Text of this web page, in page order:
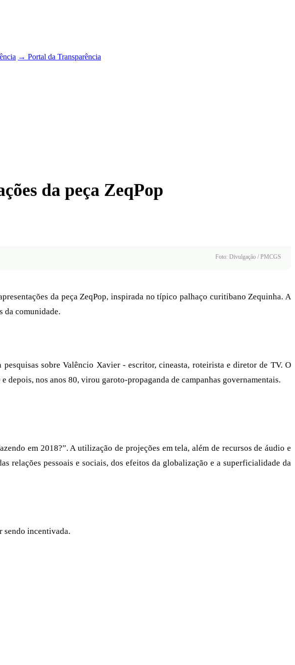
→ Portal da Transparência
da peça ZeqPop
Foto: Divulgação / PMCGS
da peça ZeqPop, inspirada no típico palhaço curitibano Zequinha. A
da comunidade.
sobre Valêncio Xavier - escritor, cineasta, roteirista e diretor de TV. O
depois, nos anos 80, virou garoto-propaganda de campanhas governamentais.
em 2018?”. A utilização de projeções em tela, além de recursos de áudio e
pessoais e sociais, dos efeitos da globalização e a superficialidade da
sendo incentivada.